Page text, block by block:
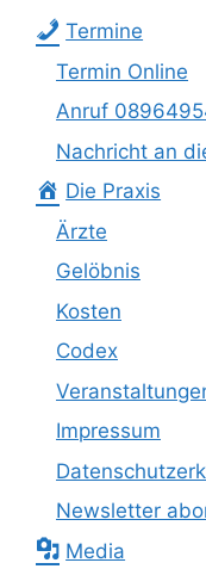
Termine
Termin Online
Anruf
Nachricht an
Die Praxis
Ärzte
Gelöbnis
Kosten
Codex
Impressum
Newsletter
Media